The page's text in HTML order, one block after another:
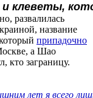
клеветы,
развалилась
название
припадочно
а Шао
кто заграницу.
лет я всего